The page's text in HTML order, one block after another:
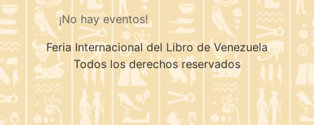
¡No hay eventos!
Feria Internacional del Libro de Venezuela
Todos los derechos reservados